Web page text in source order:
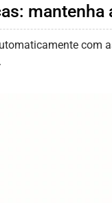
mantenha
com